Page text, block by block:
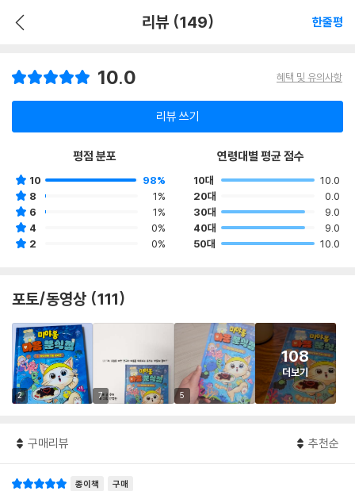
리뷰 (149) 한줄평
10.0 혜택 및 유의사항
리뷰 쓰기
평점 분포
10
98%
8
1%
6
1%
4
0%
2
0%
연령대별 평균 점수
10대
10.0
20대
0.0
30대
9.0
40대
9.0
50대
10.0
포토/동영상 (111)
2 7 5
108
더보기
구매리뷰 추천순
종이책 구매